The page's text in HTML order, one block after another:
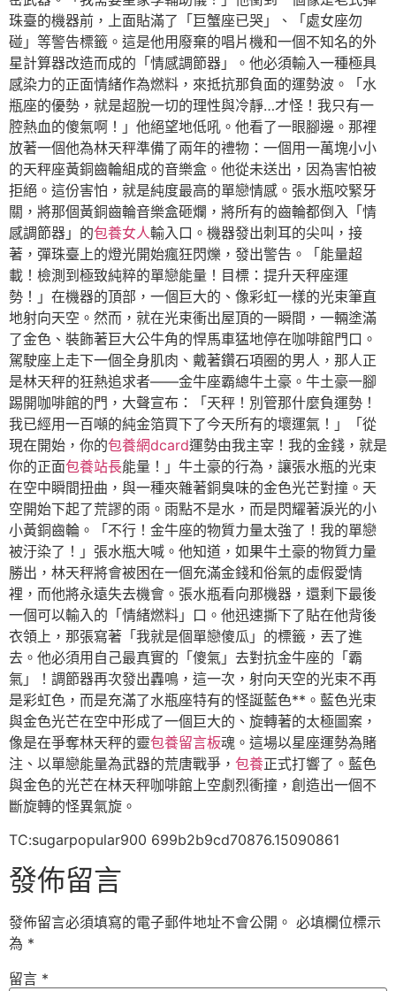
珠臺的機器前，上面貼滿了「巨蟹座已哭」、「處女座勿
碰」等警告標籤。這是他用廢棄的唱片機和一個不知名的外
星計算器改造而成的「情感調節器」。他必須輸入一種極具
感染力的正面情緒作為燃料，來抵抗那負面的運勢波。「水
瓶座的優勢，就是超脫一切的理性與冷靜…才怪！我只有一
腔熱血的傻氣啊！」他絕望地低吼。他看了一眼腳邊。那裡
放著一個他為林天秤準備了兩年的禮物：一個用一萬塊小小
的天秤座黃銅齒輪組成的音樂盒。他從未送出，因為害怕被
拒絕。這份害怕，就是純度最高的單戀情感。張水瓶咬緊牙
關，將那個黃銅齒輪音樂盒砸爛，將所有的齒輪都倒入「情
感調節器」的包養女人輸入口。機器發出刺耳的尖叫，接
著，彈珠臺上的燈光開始瘋狂閃爍，發出警告。「能量超
載！檢測到極致純粹的單戀能量！目標：提升天秤座運
勢！」在機器的頂部，一個巨大的、像彩虹一樣的光束筆直
地射向天空。然而，就在光束衝出屋頂的一瞬間，一輛塗滿
了金色、裝飾著巨大公牛角的悍馬車猛地停在咖啡館門口。
駕駛座上走下一個全身肌肉、戴著鑽石項圈的男人，那人正
是林天秤的狂熱追求者——金牛座霸總牛土豪。牛土豪一腳
踢開咖啡館的門，大聲宣布：「天秤！別管那什麼負運勢！
我已經用一百噸的純金箔買下了今天所有的壞運氣！」「從
現在開始，你的包養網dcard運勢由我主宰！我的金錢，就是
你的正面包養站長能量！」牛土豪的行為，讓張水瓶的光束
在空中瞬間扭曲，與一種夾雜著銅臭味的金色光芒對撞。天
空開始下起了荒謬的雨。雨點不是水，而是閃耀著淚光的小
小黃銅齒輪。「不行！金牛座的物質力量太強了！我的單戀
被汙染了！」張水瓶大喊。他知道，如果牛土豪的物質力量
勝出，林天秤將會被困在一個充滿金錢和俗氣的虛假愛情
裡，而他將永遠失去機會。張水瓶看向那機器，還剩下最後
一個可以輸入的「情緒燃料」口。他迅速撕下了貼在他背後
衣領上，那張寫著「我就是個單戀傻瓜」的標籤，丟了進
去。他必須用自己最真實的「傻氣」去對抗金牛座的「霸
氣」！調節器再次發出轟鳴，這一次，射向天空的光束不再
是彩虹色，而是充滿了水瓶座特有的怪誕藍色**。藍色光束
與金色光芒在空中形成了一個巨大的、旋轉著的太極圖案，
像是在爭奪林天秤的靈包養留言板魂。這場以星座運勢為賭
注、以單戀能量為武器的荒唐戰爭， 包養正式打響了。藍色
與金色的光芒在林天秤咖啡館上空劇烈衝撞，創造出一個不
斷旋轉的怪異氣旋。
TC:sugarpopular900 699b2b9cd70876.15090861
發佈留言
發佈留言必須填寫的電子郵件地址不會公開。 必填欄位標示
為 *
留言 *